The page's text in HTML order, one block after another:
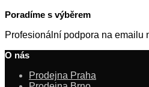
Poradíme s výběrem
Profesionální podpora na emailu
O nás
Prodejna Praha